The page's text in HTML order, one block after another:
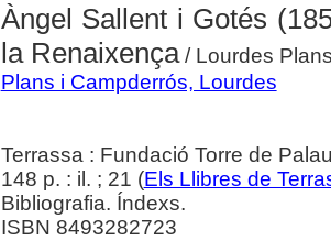
Àngel Sallent i Gotés
la Renaixença/ Lourdes
Plans i Campderrós, Lourdes
Terrassa : Fundació Torre de
148 p. : il. ; 21 (Els Llibres de
Bibliografia. Índexs.
ISBN 8493282723